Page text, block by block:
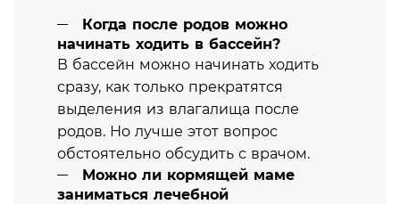
Когда после родов можно
начинать ходить в бассейн?
В бассейн можно начинать ходить
сразу, как только прекратятся
выделения из влагалища после
родов. Но лучше этот вопрос
обстоятельно обсудить с врачом.
Можно ли кормящей маме
заниматься лечебной